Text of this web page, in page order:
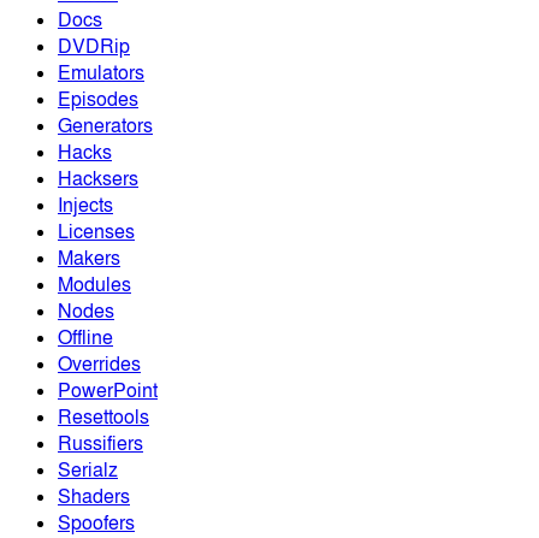
Docs
DVDRip
Emulators
Episodes
Generators
Hacks
Hacksers
Injects
Licenses
Makers
Modules
Nodes
Offline
Overrides
PowerPoint
Resettools
Russifiers
Serialz
Shaders
Spoofers